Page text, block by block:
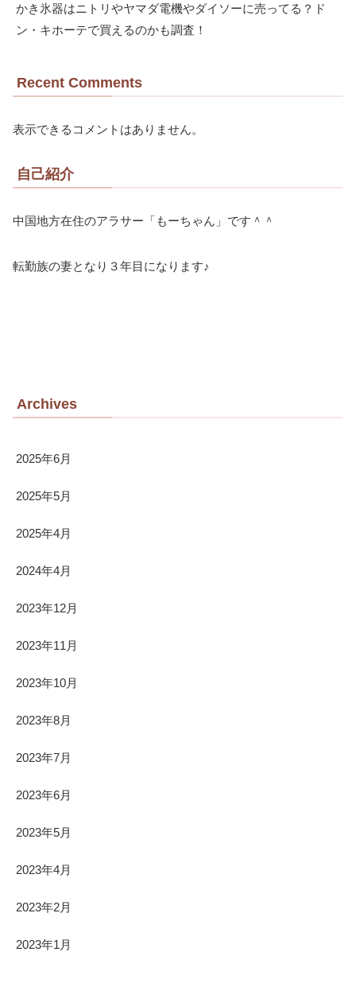
かき氷器はニトリやヤマダ電機やダイソーに売ってる？ド
ン・キホーテで買えるのかも調査！
Recent Comments
表示できるコメントはありません。
自己紹介
中国地方在住のアラサー「もーちゃん」です＾＾
転勤族の妻となり３年目になります♪
Archives
2025年6月
2025年5月
2025年4月
2024年4月
2023年12月
2023年11月
2023年10月
2023年8月
2023年7月
2023年6月
2023年5月
2023年4月
2023年2月
2023年1月